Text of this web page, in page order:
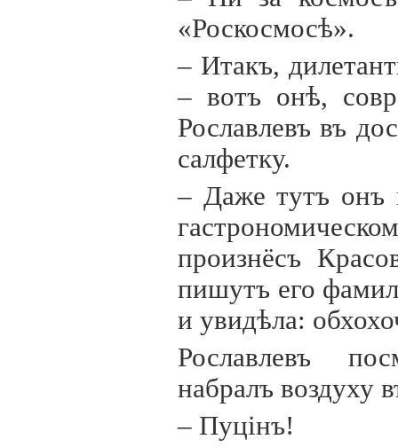
«Роскосмосѣ».
– Итакъ,
– вотъ онѣ,
Рославлевъ въ
салфетку.
– Даже тутъ онъ
произнёсъ
пишутъ его
и увидѣла:
Рославлевъ
набралъ воздуху
– Пуцiнъ!